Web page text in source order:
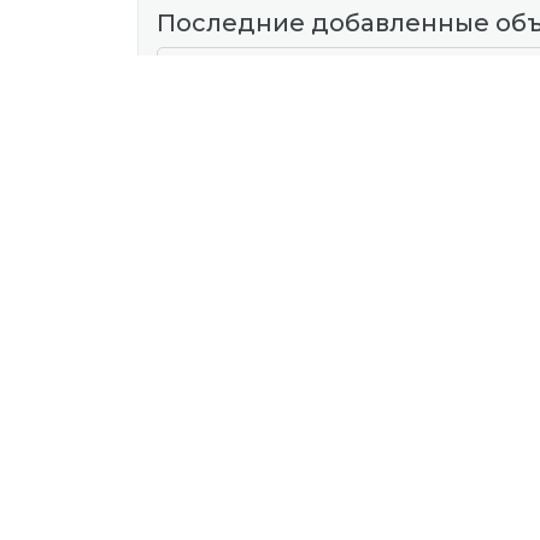
Последние добавленные